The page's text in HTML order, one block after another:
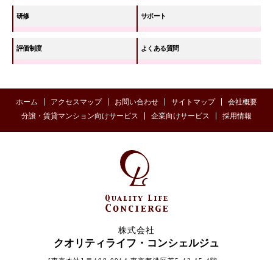
研修 サポート
評価制度 よくある質問
ホーム アクセスマップ お問い合わせ サイトマップ
会社概要
分譲・賃貸マンション向けサービス
企業向けサービス 採用情報
株式会社
クオリティライフ・コンシェルジュ